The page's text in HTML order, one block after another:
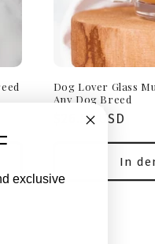
Dog Lover Glass
Any Dog Breed
Normaler
$26.50 USD
In
exclusive